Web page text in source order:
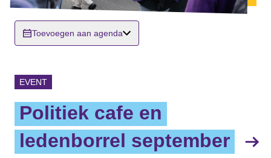
Toevoegen aan agenda
EVENT
Politiek cafe en
ledenborrel september